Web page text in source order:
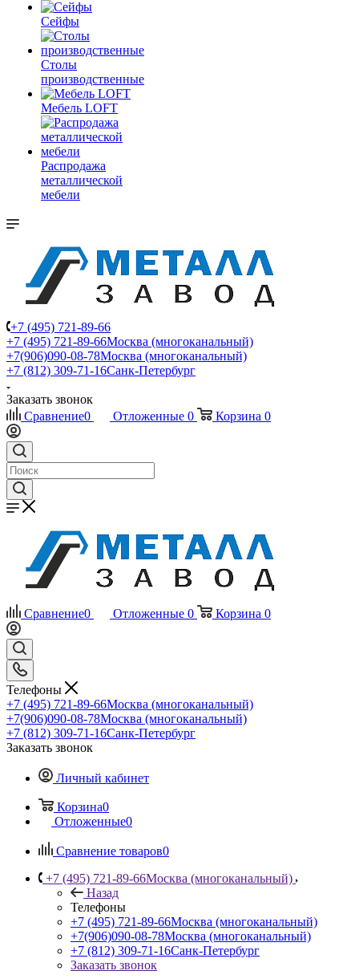
Сейфы
Столы
производственные
Мебель LOFT
Распродажа
металлической
мебели
+7 (495) 721-89-66
+7 (495) 721-89-66Москва (многоканальный)
+7(906)090-08-78Москва (многоканальный)
+7 (812) 309-71-16Санк-Петербург
Заказать звонок
Сравнение0 Отложенные 0 Корзина 0
Сравнение0 Отложенные 0 Корзина 0
Телефоны
+7 (495) 721-89-66Москва (многоканальный)
+7(906)090-08-78Москва (многоканальный)
+7 (812) 309-71-16Санк-Петербург
Заказать звонок
Личный кабинет
Корзина0
Отложенные0
Сравнение товаров0
+7 (495) 721-89-66Москва (многоканальный)
Назад
Телефоны
+7 (495) 721-89-66Москва (многоканальный)
+7(906)090-08-78Москва (многоканальный)
+7 (812) 309-71-16Санк-Петербург
Заказать звонок